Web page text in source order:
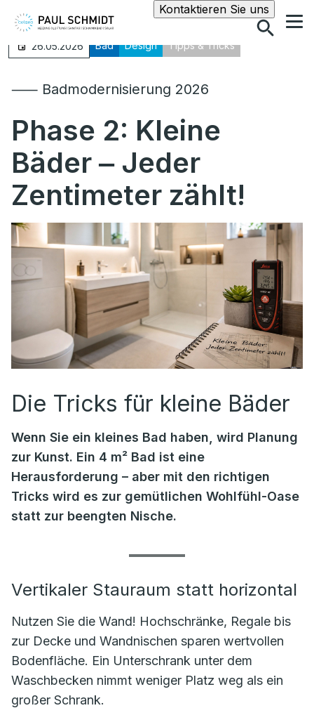
Kontaktieren Sie unsSuche
26.05.2026 Bad Design Tipps & Tricks
⸺ Badmodernisierung 2026
Phase 2: Kleine
Bäder ‒ Jeder
Zentimeter zählt!
Die Tricks für kleine Bäder
Wenn Sie ein kleines Bad haben, wird Planung
zur Kunst. Ein 4 m² Bad ist eine
Herausforderung – aber mit den richtigen
Tricks wird es zur gemütlichen Wohlfühl-Oase
statt zur beengten Nische.
Vertikaler Stauraum statt horizontal
Nutzen Sie die Wand! Hochschränke, Regale bis
zur Decke und Wandnischen sparen wertvollen
Bodenfläche. Ein Unterschrank unter dem
Waschbecken nimmt weniger Platz weg als ein
großer Schrank.